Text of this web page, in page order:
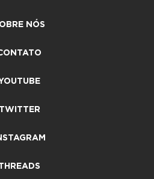
NÓS
TWITTER